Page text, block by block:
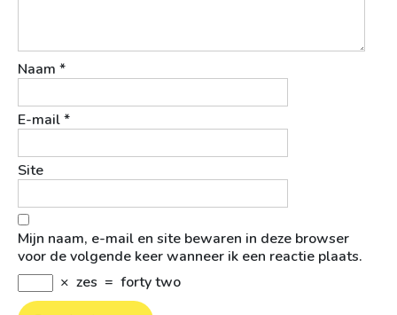
Naam *
E-mail*
Site
Mijn naam, e-mail en site bewaren in deze browser
voor de volgende keer wanneer ik een reactie plaats.
× zes = forty two